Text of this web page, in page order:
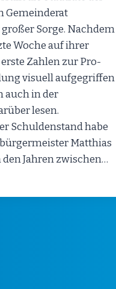
Gemeinderat
Sorge. Nachdem
Woche auf ihrer
Zahlen zur Pro-
visuell aufgegriffen
auch in der
lesen.
Schuldenstand habe
Matthias
den Jahren zwischen…